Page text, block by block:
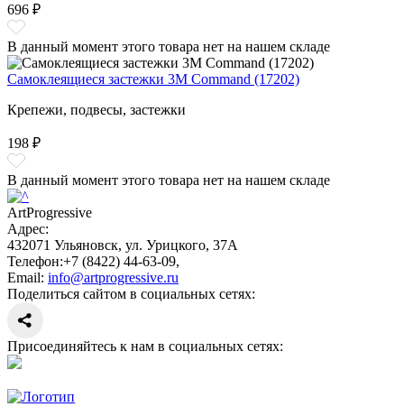
696 ₽
В данный момент этого товара нет на нашем складе
Самоклеящиеся застежки 3М Command (17202)
Крепежи, подвесы, застежки
198 ₽
В данный момент этого товара нет на нашем складе
ArtProgressive
Адрес:
432071 Ульяновск, ул. Урицкого, 37А
Телефон:+7 (8422) 44-63-09,
Email: info@artprogressive.ru
Поделиться сайтом в социальных сетях:
Присоединяйтесь к нам в социальных сетях: